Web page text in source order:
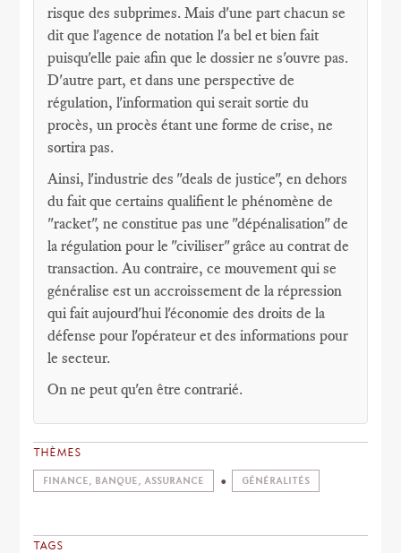
risque des subprimes. Mais d'une part chacun se
dit que l'agence de notation l'a bel et bien fait
puisqu'elle paie afin que le dossier ne s'ouvre pas.
D'autre part, et dans une perspective de
régulation, l'information qui serait sortie du
procès, un procès étant une forme de crise, ne
sortira pas.
Ainsi, l'industrie des "deals de justice", en dehors
du fait que certains qualifient le phénomène de
"racket", ne constitue pas une "dépénalisation" de
la régulation pour le "civiliser" grâce au contrat de
transaction. Au contraire, ce mouvement qui se
généralise est un accroissement de la répression
qui fait aujourd'hui l'économie des droits de la
défense pour l'opérateur et des informations pour
le secteur.
On ne peut qu'en être contrarié.
THÈMES
FINANCE, BANQUE, ASSURANCE GÉNÉRALITÉS
TAGS